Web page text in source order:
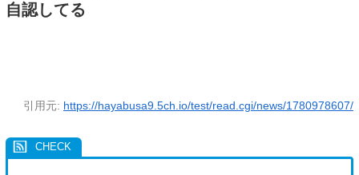
自認してる
引用元: https://hayabusa9.5ch.io/test/read.cgi/news/1780978607/